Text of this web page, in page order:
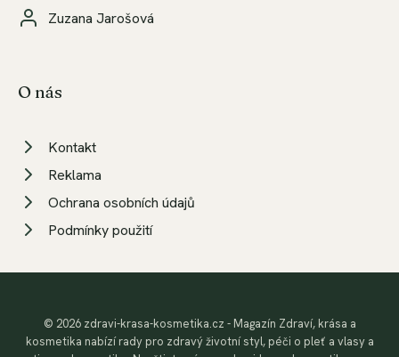
Zuzana Jarošová
O nás
Kontakt
Reklama
Ochrana osobních údajů
Podmínky použití
© 2026 zdravi-krasa-kosmetika.cz - Magazín Zdraví, krása a
kosmetika nabízí rady pro zdravý životní styl, péči o pleť a vlasy a